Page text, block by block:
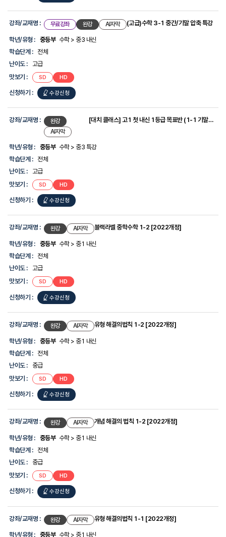
강좌/교재명 : 무료강좌 완강 AI자막 (고급)수학 3-1 중간/기말 압축 특강
학년/유형 : 중등부 수학 > 중3 내신
학습단계 :
전체
난이도 :
고급
맛보기 :
SD HD
신청하기 : 수강신청
강좌/교재명 :
완강
AI자막
[대치 클래스] 고1 첫 내신 1등급 목표반 (1-1 기말고사 범위)
학년/유형 : 중등부 수학 > 중3 특강
학습단계 :
전체
난이도 :
고급
맛보기 :
SD HD
신청하기 : 수강신청
강좌/교재명 : 완강 AI자막 블랙라벨 중학수학 1-2 [2022개정]
학년/유형 : 중등부 수학 > 중1 내신
학습단계 :
전체
난이도 :
고급
맛보기 :
SD HD
신청하기 : 수강신청
강좌/교재명 : 완강 AI자막 유형 해결의법칙 1-2 [2022개정]
학년/유형 : 중등부 수학 > 중1 내신
학습단계 :
전체
난이도 :
중급
맛보기 :
SD HD
신청하기 : 수강신청
강좌/교재명 : 완강 AI자막 개념 해결의 법칙 1-2 [2022개정]
학년/유형 : 중등부 수학 > 중1 내신
학습단계 :
전체
난이도 :
중급
맛보기 :
SD HD
신청하기 : 수강신청
강좌/교재명 : 완강 AI자막 유형 해결의법칙 1-1 [2022개정]
학년/유형 : 중등부 수학 > 중1 내신